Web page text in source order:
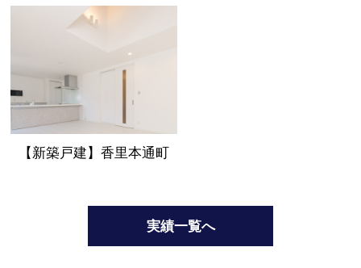
【新築戸建】香里本通町
実績一覧へ